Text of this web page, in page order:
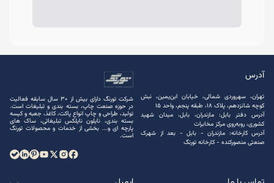
آدرس
تهران، سهروردی شمالی، خیابان ابن‌یمین، نبش
کوچه شانزدهم، پلاک ۱۸، طبقه پنجم، واحد ۱۵
آدرس دفتر بابل: مازندران، بابل، میدان شهید
کشوری، روبه‌روی مرکز مخابرات
آدرس کارخانه: مازندران - بابل - بعد از شهرک
صنعتی منصور‌کنده - کارخانه تورنگ
شرکت تورنگ دارای بیش از 30 سال سابقه فعالیت
در حوزه صنعت چاپ، بسته ‌بندی و تبلیغات است.
تولید، طراحی و چاپ انواع پاکت، کاغذ، جعبه و کیسه
بسته ‌بندی، نایلون نایلکس تبلیغاتی، ساک های
پارچه ‌ای و... بخشی از خدمات و محصولات تورنگ
است.